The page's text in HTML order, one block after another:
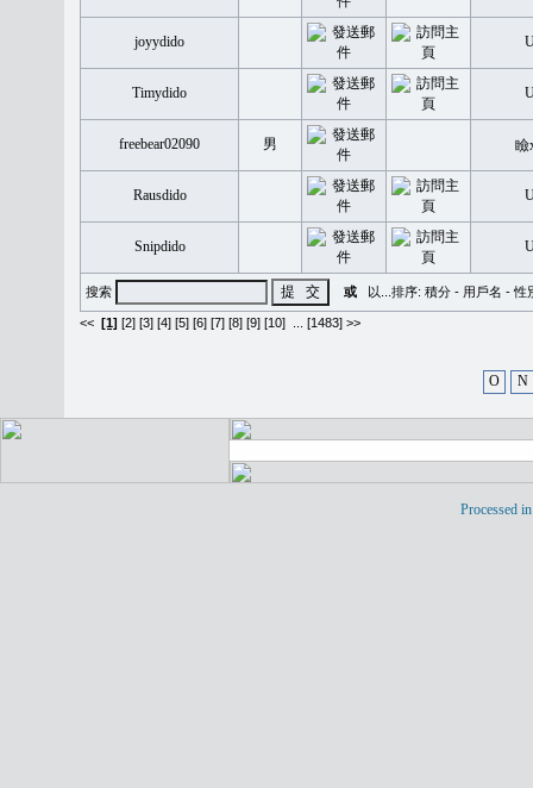
joyydido
Timydido
freebear02090 男
Rausdido
Snipdido
搜索 或 以...排序: 積分 - 用戶名 -性
<< [1] [2] [3] [4] [5] [6] [7] [8] [9] [10] [1483] >>
O N
Processed